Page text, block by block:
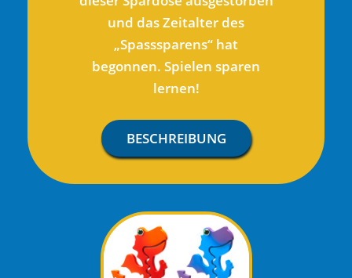
und das Zeitalter des
„Spasssparens“ hat
begonnen. Spielen sparen
lernen!
BESCHREIBUNG